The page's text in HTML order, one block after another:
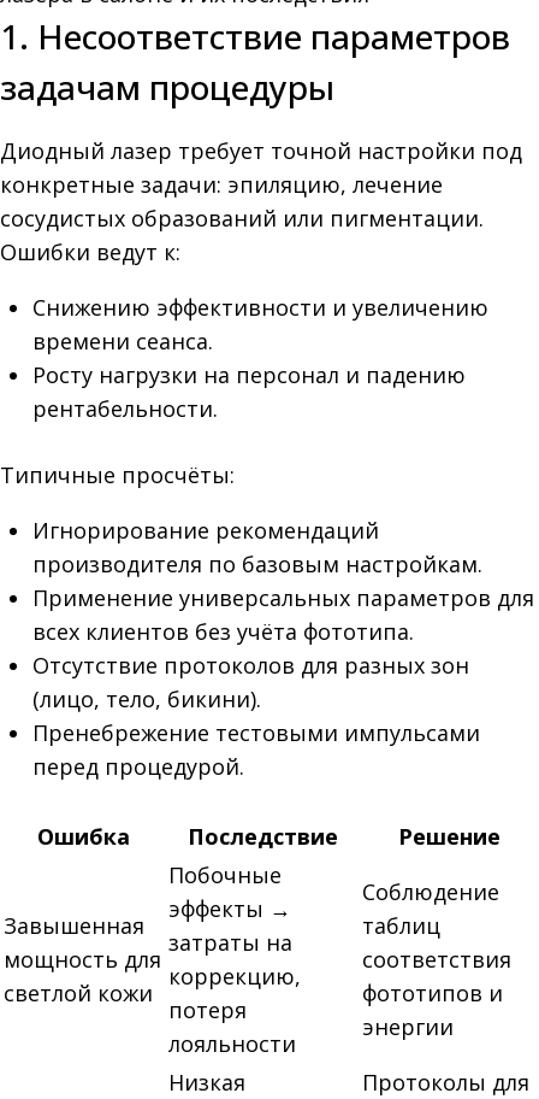
1. Несоответствие параметров
задачам процедуры
Диодный лазер требует точной настройки под
конкретные задачи: эпиляцию, лечение
сосудистых образований или пигментации.
Ошибки ведут к:
Снижению эффективности и увеличению
времени сеанса.
Росту нагрузки на персонал и падению
рентабельности.
Типичные просчёты:
Игнорирование рекомендаций
производителя по базовым настройкам.
Применение универсальных параметров для
всех клиентов без учёта фототипа.
Отсутствие протоколов для разных зон
(лицо, тело, бикини).
Пренебрежение тестовыми импульсами
перед процедурой.
Ошибка Последствие Решение
Завышенная
мощность для
светлой кожи
Побочные
эффекты →
затраты на
коррекцию,
потеря
лояльности
Соблюдение
таблиц
соответствия
фототипов и
энергии
Низкая
Протоколы для